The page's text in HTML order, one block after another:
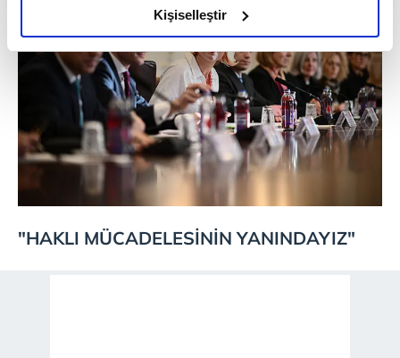
olduğunu ve sizlere en iyi içerikleri sunabilmek adına
elimizden gelen çabayı gösterdiğimizi ve bu noktada,
reklamların maliyetlerimizi karşılamak noktasında tek gelir
kalemimiz olduğunu sizlere hatırlatmak isteriz.
Her halükârda, kullanıcılar, bu çerezlere izin vermedikleri
takdirde, kullanıcılara hedefli reklamlar
gösterilmeyecektir."
Sizlere daha iyi bir hizmet sunabilmek için İnternet
Sitemizde kendimize ve üçüncü kişilere ait çerezler
kullanılmaktadır. Bu çerezler vasıtasıyla çeşitli kişisel
Kişiselleştir
"HAKLI MÜCADELESİNİN YANINDAYIZ"